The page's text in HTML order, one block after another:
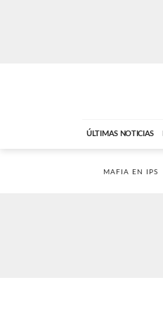
ÚLTIMAS NOTICIAS
MAFIA EN IPS